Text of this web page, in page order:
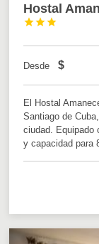
Hostal



Desde $
El Hostal
Santiago de
ciudad. Equipado
y capacidad para